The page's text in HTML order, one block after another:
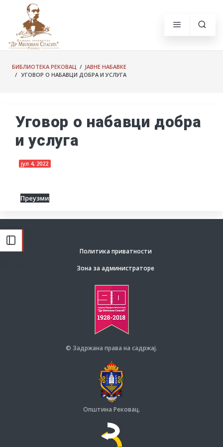
БИБЛИОТЕКА РЕКОВАЦ / ЈАВНЕ НАБАВКЕ
/ УГОВОР О НАБАВЦИ ДОБРА И УСЛУГА
Уговор о набавци добра
и услуга
јул 4, 2022
Преузми
Политика приватности
Зона за администраторе
© Задржана права на садржај.
Општина Рековац.